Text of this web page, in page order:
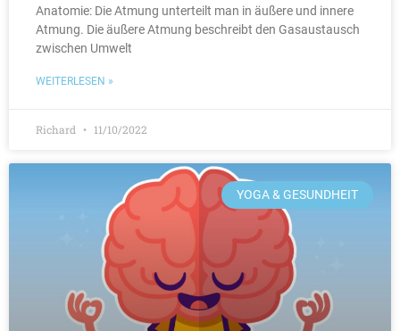
Anatomie: Die Atmung unterteilt man in äußere und innere
Atmung. Die äußere Atmung beschreibt den Gasaustausch
zwischen Umwelt
WEITERLESEN »
Richard 11/10/2022
YOGA & GESUNDHEIT